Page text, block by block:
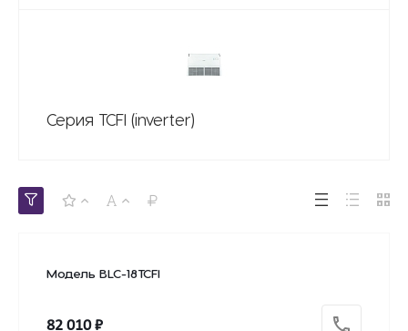
Серия TCFI (inverter)
Модель BLC-18TCFI
82 010 ₽